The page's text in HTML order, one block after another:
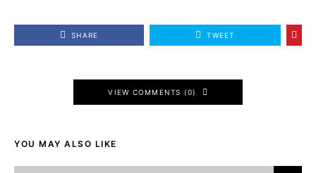
SHARE TWEET
VIEW COMMENTS (0)
YOU MAY ALSO LIKE